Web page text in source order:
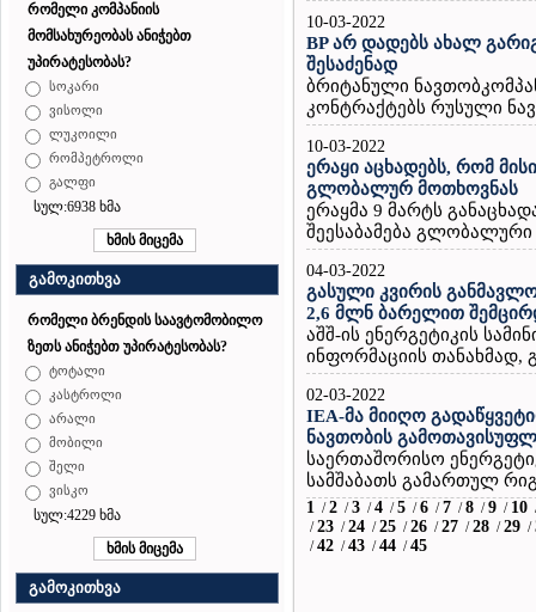
რომელი კომპანიის
მომსახურეობას ანიჭებთ
უპირატესობას?
სოკარი
ვისოლი
ლუკოილი
რომპეტროლი
გალფი
სულ:6938 ხმა
გამოკითხვა
რომელი ბრენდის საავტომობილო
ზეთს ანიჭებთ უპირატესობას?
ტოტალი
კასტროლი
არალი
მობილი
შელი
ვისკო
სულ:4229 ხმა
გამოკითხვა
10-03-2022
BP არ დადებს ახალ
შესაძენად
ბრიტანული
კონტრაქტებს რუსული
10-03-2022
ერაყი აცხადებს, რომ
გლობალურ მოთხოვნას
ერაყმა 9 მარტს
შეესაბამება
04-03-2022
გასული კვირის
2,6 მლნ ბარელით
აშშ-ის ენერგეტიკის
ინფორმაციის თანახმად,
02-03-2022
IEA-მა მიიღო
ნავთობის
საერთაშორისო
სამშაბათს გამართულ
1 / 2 / 3 / 4 / 5 / 6 / 7 / 8 / 9 / 10
/ 23 / 24 / 25 / 26 / 27 / 28 / 29 /
/ 42 / 43 / 44 / 45